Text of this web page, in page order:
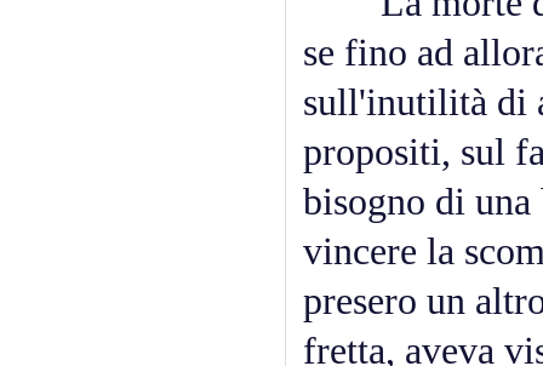
se fino ad
sull'inutilità di
propositi, sul
bisogno di una
vincere la
presero un
fretta, aveva